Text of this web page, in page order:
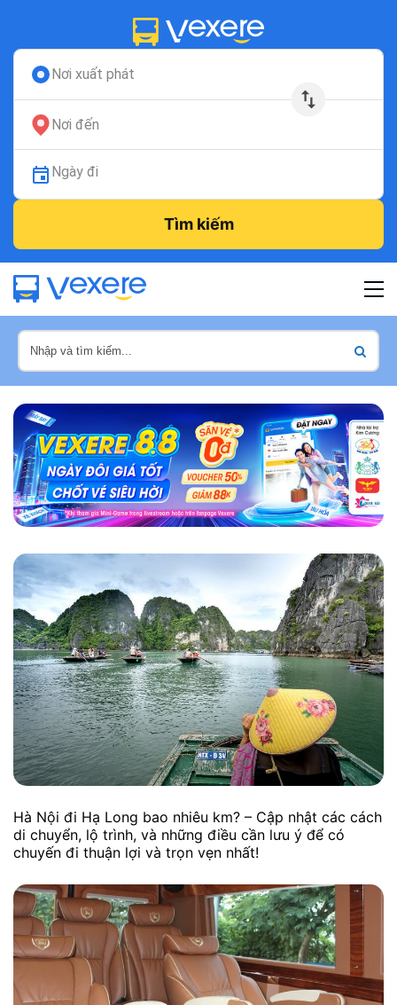
Nơi xuất phát
Nơi đến
Ngày đi
Tìm kiếm
Hà Nội đi Hạ Long bao nhiêu km? – Cập nhật các cách
di chuyển, lộ trình, và những điều cần lưu ý để có
chuyến đi thuận lợi và trọn vẹn nhất!